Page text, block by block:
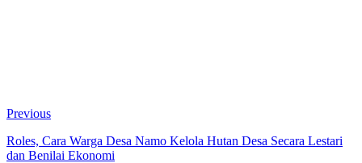
Previous
Roles, Cara Warga Desa Namo Kelola Hutan Desa Secara Lestari
dan Benilai Ekonomi